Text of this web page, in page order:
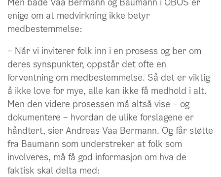
enige om at medvirkning ikke betyr
medbestemmelse:
– Når vi inviterer folk inn i en prosess og ber om
deres synspunkter, oppstår det ofte en
forventning om medbestemmelse. Så det er viktig
å ikke love for mye, alle kan ikke få medhold i alt.
Men den videre prosessen må altså vise – og
dokumentere – hvordan de ulike forslagene er
håndtert, sier Andreas Vaa Bermann. Og får støtte
fra Baumann som understreker at folk som
involveres, må få god informasjon om hva de
faktisk skal delta med: